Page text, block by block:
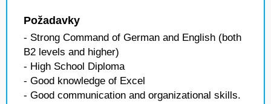
Požadavky
- Strong Command of German and English (both
B2 levels and higher)
- High School Diploma
- Good knowledge of Excel
- Good communication and organizational skills.